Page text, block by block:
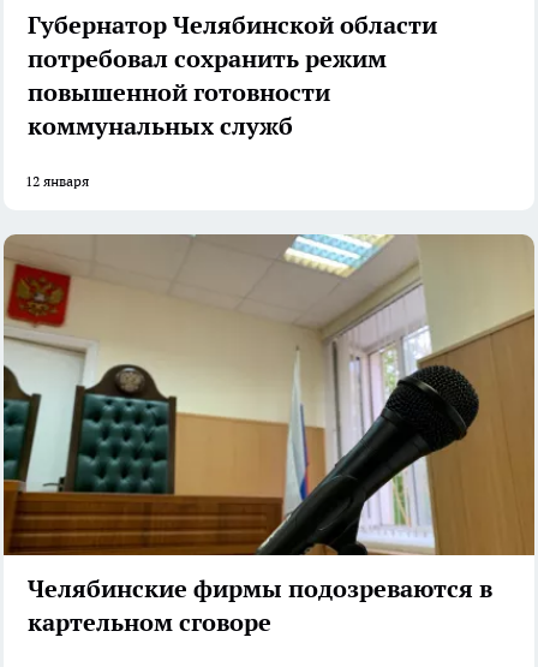
Губернатор Челябинской области
потребовал сохранить режим
повышенной готовности
коммунальных служб
12 января
Челябинские фирмы подозреваются в
картельном сговоре